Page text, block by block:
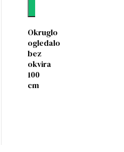
Okruglo
ogledalo
bez
okvira
100
cm